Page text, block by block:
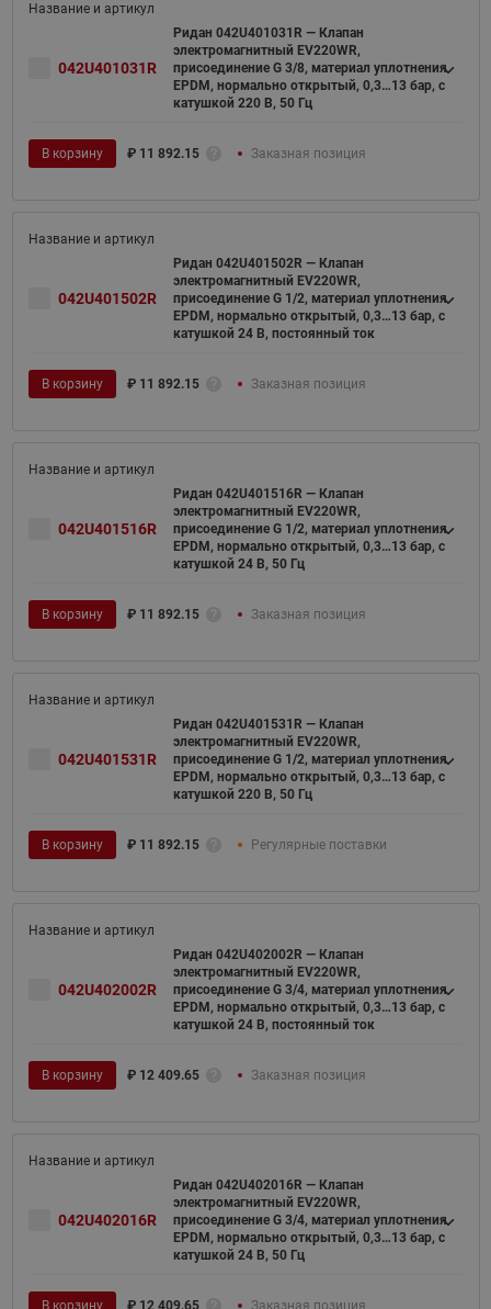
042U401031R
Ридан 042U401031R — Клапан
электромагнитный EV220WR,
присоединение G 3/8, материал уплотнения
EPDM, нормально открытый, 0,3…13 бар, с
катушкой 220 В, 50 Гц
В корзину ₽ 11 892.15 Заказная позиция
042U401502R
Ридан 042U401502R — Клапан
электромагнитный EV220WR,
присоединение G 1/2, материал уплотнения
EPDM, нормально открытый, 0,3…13 бар, с
катушкой 24 В, постоянный ток
В корзину ₽ 11 892.15 Заказная позиция
042U401516R
Ридан 042U401516R — Клапан
электромагнитный EV220WR,
присоединение G 1/2, материал уплотнения
EPDM, нормально открытый, 0,3…13 бар, с
катушкой 24 В, 50 Гц
В корзину ₽ 11 892.15 Заказная позиция
042U401531R
Ридан 042U401531R — Клапан
электромагнитный EV220WR,
присоединение G 1/2, материал уплотнения
EPDM, нормально открытый, 0,3…13 бар, с
катушкой 220 В, 50 Гц
В корзину ₽ 11 892.15 Регулярные поставки
042U402002R
Ридан 042U402002R — Клапан
электромагнитный EV220WR,
присоединение G 3/4, материал уплотнения
EPDM, нормально открытый, 0,3…13 бар, с
катушкой 24 В, постоянный ток
В корзину ₽ 12 409.65 Заказная позиция
042U402016R
Ридан 042U402016R — Клапан
электромагнитный EV220WR,
присоединение G 3/4, материал уплотнения
EPDM, нормально открытый, 0,3…13 бар, с
катушкой 24 В, 50 Гц
В корзину ₽ 12 409.65 Заказная позиция